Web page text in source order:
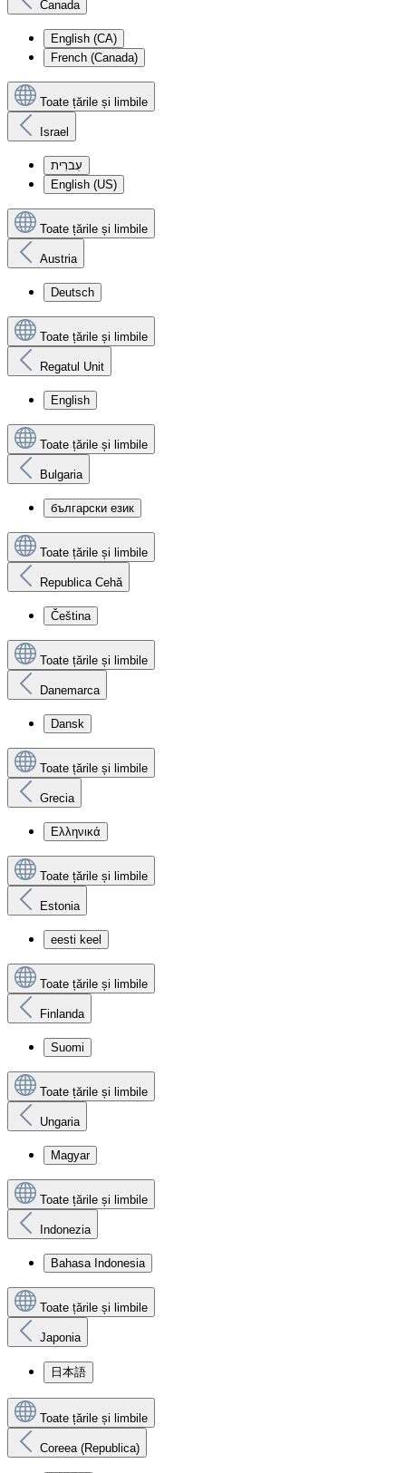
Canada
English (CA)
French (Canada)
Toate țările și limbile
Israel
עִברִית
English (US)
Toate țările și limbile
Austria
Deutsch
Toate țările și limbile
Regatul Unit
English
Toate țările și limbile
Bulgaria
български език
Toate țările și limbile
Republica Cehă
Čeština
Toate țările și limbile
Danemarca
Dansk
Toate țările și limbile
Grecia
Ελληνικά
Toate țările și limbile
Estonia
eesti keel
Toate țările și limbile
Finlanda
Suomi
Toate țările și limbile
Ungaria
Magyar
Toate țările și limbile
Indonezia
Bahasa Indonesia
Toate țările și limbile
Japonia
日本語
Toate țările și limbile
Coreea (Republica)